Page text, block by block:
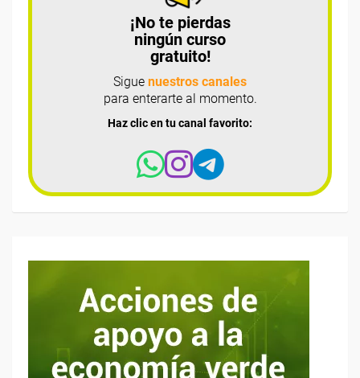
¡No te pierdas
ningún curso
gratuito!
Sigue nuestros canales
para enterarte al momento.
Haz clic en tu canal favorito: